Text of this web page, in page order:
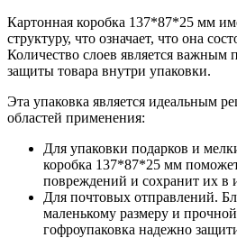
Картонная коробка 137*87*25 мм
структуру, что означает, что она
Количество слоев является важным
защиты товара внутри упаковки.
Эта упаковка является идеальным
областей применения:
Для упаковки подарков и
коробка 137*87*25 мм
повреждений и сохранит их в
Для почтовых отправлений.
маленькому размеру и
гофроупаковка надежно